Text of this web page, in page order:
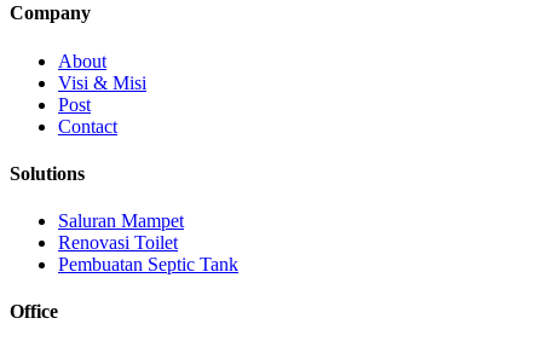
Company
About
Visi & Misi
Post
Contact
Solutions
Saluran Mampet
Renovasi Toilet
Pembuatan Septic Tank
Office